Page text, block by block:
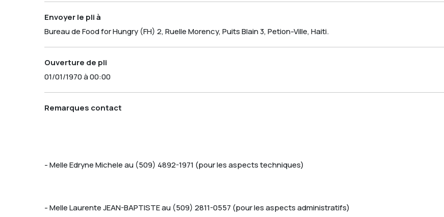
Envoyer le pli à
Bureau de Food for Hungry (FH) 2, Ruelle Morency, Puits Blain 3, Petion-Ville, Haiti.
Ouverture de pli
01/01/1970 à 00:00
Remarques contact
- Melle Edryne Michele au (509) 4892-1971 (pour les aspects techniques)
- Melle Laurente JEAN-BAPTISTE au (509) 2811-0557 (pour les aspects administratifs)